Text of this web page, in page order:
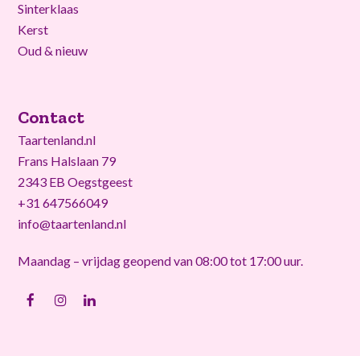
Sinterklaas
Kerst
Oud & nieuw
Contact
Taartenland.nl
Frans Halslaan 79
2343 EB Oegstgeest
+31 647566049
info@taartenland.nl
Maandag – vrijdag geopend van 08:00 tot 17:00 uur.
Facebook
Instagram
LinkedIn